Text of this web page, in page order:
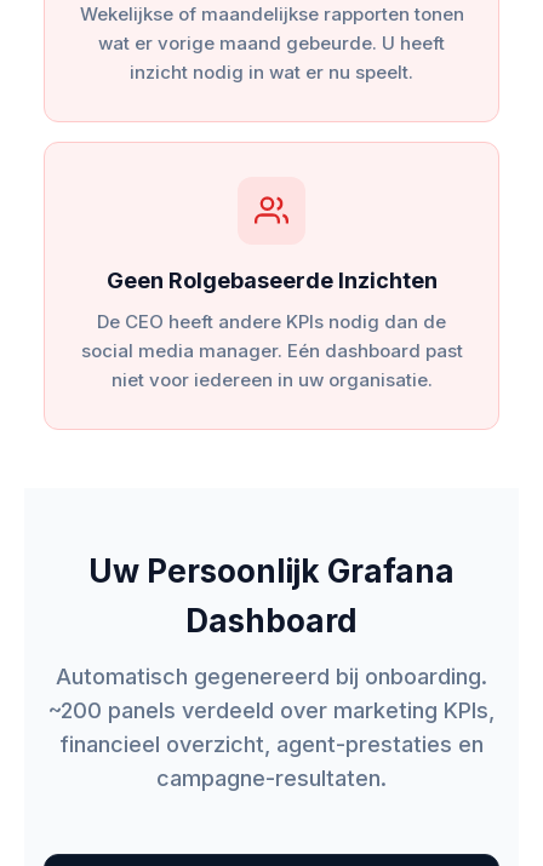
Wekelijkse of maandelijkse rapporten tonen
wat er vorige maand gebeurde. U heeft
inzicht nodig in wat er nu speelt.
Geen Rolgebaseerde Inzichten
De CEO heeft andere KPIs nodig dan de
social media manager. Eén dashboard past
niet voor iedereen in uw organisatie.
Uw Persoonlijk Grafana
Dashboard
Automatisch gegenereerd bij onboarding.
~200 panels verdeeld over marketing KPIs,
financieel overzicht, agent-prestaties en
campagne-resultaten.